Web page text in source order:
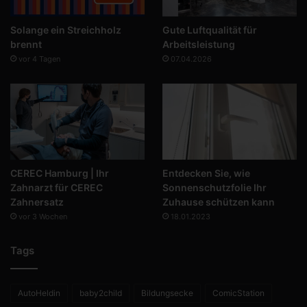
Solange ein Streichholz
brennt
vor 4 Tagen
Gute Luftqualität für
Arbeitsleistung
07.04.2026
CEREC Hamburg | Ihr
Zahnarzt für CEREC
Zahnersatz
vor 3 Wochen
Entdecken Sie, wie
Sonnenschutzfolie Ihr
Zuhause schützen kann
18.01.2023
Tags
AutoHeldin baby2child Bildungsecke ComicStation